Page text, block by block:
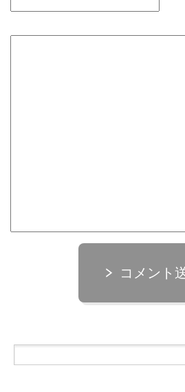
コメント